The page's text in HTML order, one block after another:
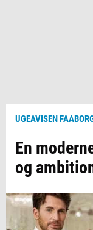
UGEAVISEN
En
og